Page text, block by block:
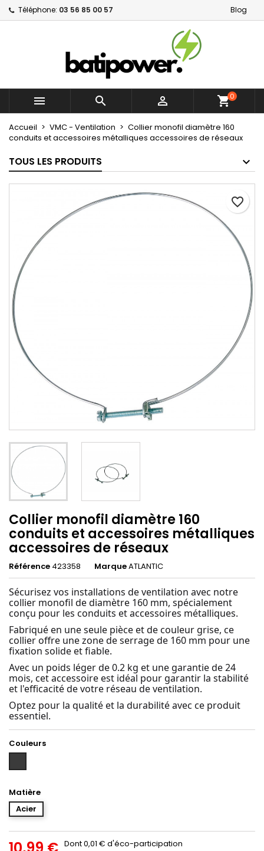
Téléphone: 03 56 85 00 57 Blog
   shopping_cart0
Accueil VMC - Ventilation
Collier monofil diamètre 160
conduits et accessoires métalliques accessoires de réseaux
TOUS LES PRODUITS
favorite_border
Collier monofil diamètre 160
conduits et accessoires métalliques
accessoires de réseaux
Référence 423358 MarqueATLANTIC
Sécurisez vos installations de ventilation avec notre
collier monofil de diamètre 160 mm, spécialement
conçu pour les conduits et accessoires métalliques.
Fabriqué en une seule pièce et de couleur grise, ce
collier offre une zone de serrage de 160 mm pour une
fixation solide et fiable.
Avec un poids léger de 0.2 kg et une garantie de 24
mois, cet accessoire est idéal pour garantir la stabilité
et l'efficacité de votre réseau de ventilation.
Optez pour la qualité et la durabilité avec ce produit
essentiel.
Couleurs
anthracite
Matière
Acier
Dont 0,01 € d'éco-participation
Mes listes d'envies ×
Créer une nouvelle liste
Créer une liste d'envies ×
Nom de la liste d'envies
Annuler Créer une liste d'envies
Connexion ×
Vous devez être connecté pour ajouter des produits
à votre liste d'envies.
Annuler Connexion